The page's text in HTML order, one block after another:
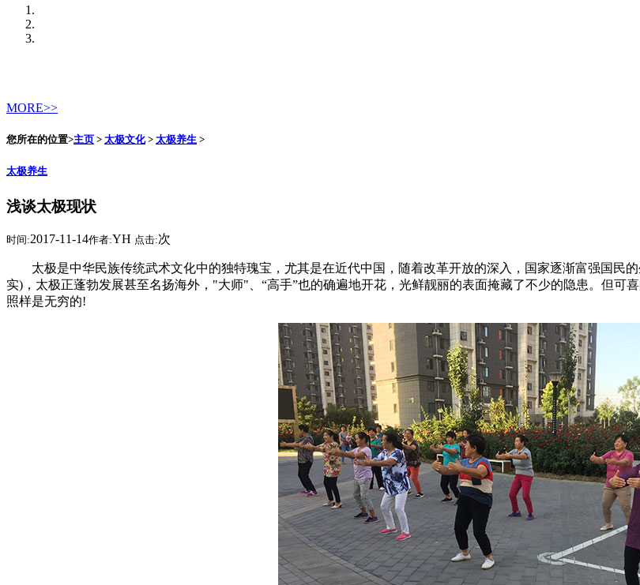
MORE>>
您所在的位置>主页 > 太极文化> 太极养生 >
太极养生
浅谈太极现状
时间:2017-11-14作者:YH 点击:次
太极是中华民族传统武术文化中的独特瑰宝，尤其是在近代中国，随着改革开放的深入，国家逐渐富强国民
实)，太极正蓬勃发展甚至名扬海外，"大师"、“高手”也的确遍地开花，光鲜靓丽的表面掩藏了不少的隐患。但可
照样是无穷的!